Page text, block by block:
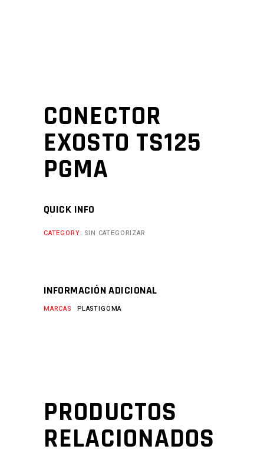
CONECTOR
EXOSTO TS125
PGMA
QUICK INFO
CATEGORY: SIN CATEGORIZAR
INFORMACIÓN ADICIONAL
MARCAS PLASTIGOMA
PRODUCTOS
RELACIONADOS